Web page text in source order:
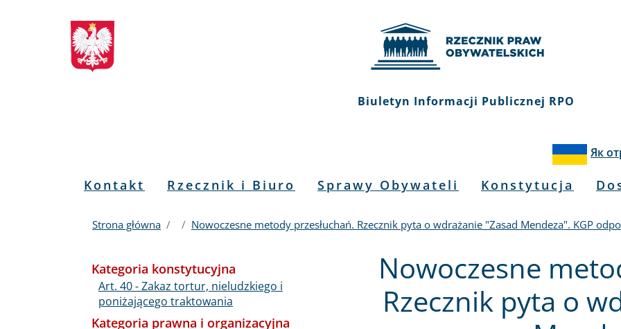
Biuletyn
Informacji
Publicznej
Biuletyn Informacji Publicznej RPO
Як
Menu
Kontakt Rzecznik i Biuro Sprawy Obywateli Konstytucja
Strona główna Nowoczesne metody przesłuchań. Rzecznik pyta o wdrażanie "Zasad Mendeza". KGP
Nowoczesne
Rzecznik pyta o
Kategoria konstytucyjna
Art. 40 - Zakaz tortur, nieludzkiego i
poniżającego traktowania
Kategoria prawna i organizacyjna